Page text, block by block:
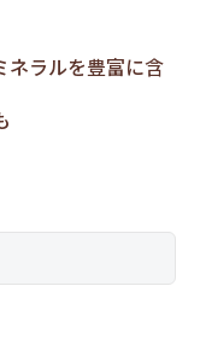
ネラルを豊富に含